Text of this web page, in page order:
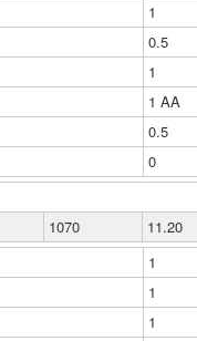
1
0.5
1
1 ΑΑ
0.5
0
1070
11.20
1
1
1